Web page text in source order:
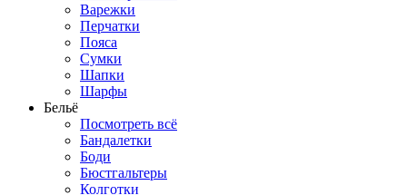
Варежки
Перчатки
Пояса
Сумки
Шапки
Шарфы
Бельё
Посмотреть всё
Бандалетки
Боди
Бюстгальтеры
Колготки